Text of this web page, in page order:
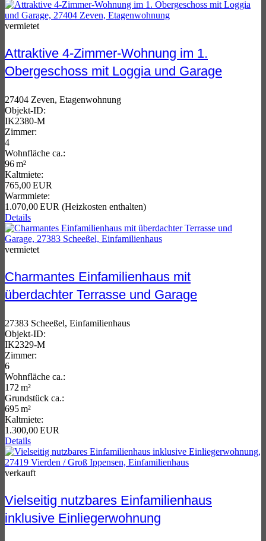
vermietet
Attraktive 4-Zimmer-Wohnung im 1.
Obergeschoss mit Loggia und Garage
27404 Zeven, Etagenwohnung
Objekt-ID:
IK2380-M
Zimmer:
4
Wohnfläche ca.:
96 m²
Kaltmiete:
765,00 EUR
Warmmiete:
1.070,00 EUR (Heizkosten enthalten)
Details
vermietet
Charmantes Einfamilienhaus mit
überdachter Terrasse und Garage
27383 Scheeßel, Einfamilienhaus
Objekt-ID:
IK2329-M
Zimmer:
6
Wohnfläche ca.:
172 m²
Grund­stück ca.:
695 m²
Kaltmiete:
1.300,00 EUR
Details
verkauft
Vielseitig nutzbares Einfamilienhaus
inklusive Einliegerwohnung